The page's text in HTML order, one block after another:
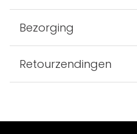
Bezorging
Retourzendingen